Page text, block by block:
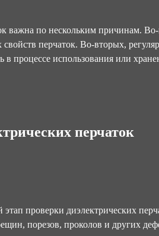
важна по нескольким причинам.
перчаток. Во-вторых,
в процессе использования или
перчаток
проверки диэлектрических
порезов, проколов и других